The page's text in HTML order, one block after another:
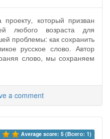
который призван
любого возраста для
проблемы: как сохранить
русское слово. Автор
слово, мы сохраняем
a comment
Average score: 5 (Всего: 1)